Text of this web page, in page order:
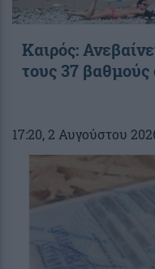
Καιρός:
τους 37 βαθμούς
17:20, 2 Αυγούστου